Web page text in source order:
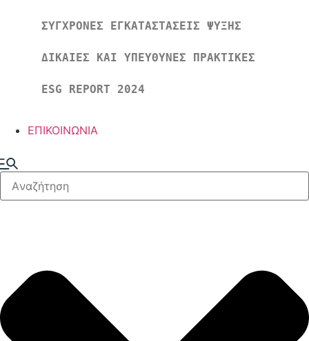
ΣΥΓΧΡΟΝΕΣ ΕΓΚΑΤΑΣΤΑΣΕΙΣ ΨΥΞΗΣ
ΔΙΚΑΙΕΣ ΚΑΙ ΥΠΕΥΘΥΝΕΣ ΠΡΑΚΤΙΚΕΣ
ESG REPORT 2024
ΕΠΙΚΟΙΝΩΝΙΑ